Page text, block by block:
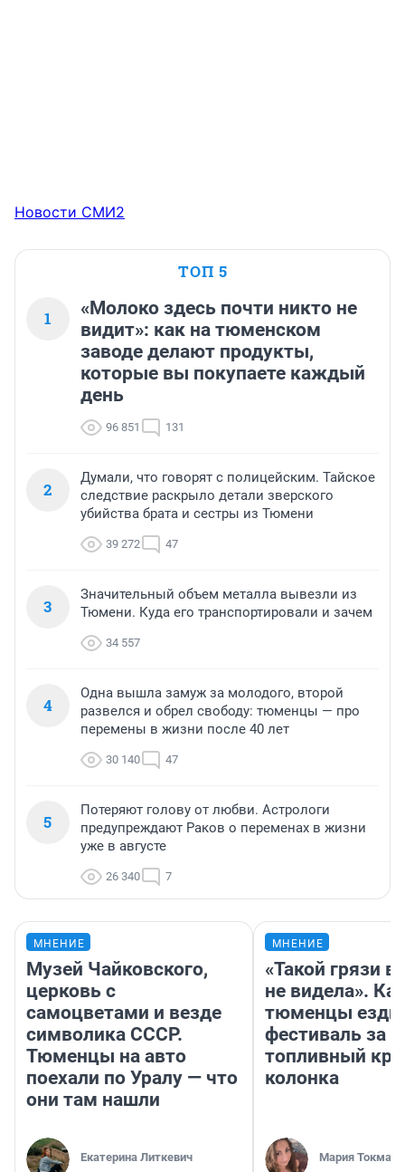
Новости СМИ2
ТОП 5
1
«Молоко здесь почти никто не
видит»: как на тюменском
заводе делают продукты,
которые вы покупаете каждый
день
96 851 131
2
Думали, что говорят с полицейским. Тайское
следствие раскрыло детали зверского
убийства брата и сестры из Тюмени
39 272 47
3
Значительный объем металла вывезли из
Тюмени. Куда его транспортировали и зачем
34 557
4
Одна вышла замуж за молодого, второй
развелся и обрел свободу: тюменцы — про
перемены в жизни после 40 лет
30 140 47
5
Потеряют голову от любви. Астрологи
предупреждают Раков о переменах в жизни
уже в августе
26 340 7
МНЕНИЕ
Музей Чайковского,
церковь с
самоцветами и везде
символика СССР.
Тюменцы на авто
поехали по Уралу — что
они там нашли
Екатерина Литкевич
МНЕНИЕ
«Такой грязи
не видела».
тюменцы
фестиваль за
топливный
колонка
Мария